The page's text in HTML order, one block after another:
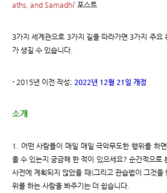
aths, and Samadhi’ 포스트
3가지 세계관으로 3가지 길을 따라가면 3가지 주요
가 생길 수 있습니다.
- 2015년 이전 작성; 2022년 12월 21일 개정
소개
1. 어떤 사람들이 매일 매일 극악무도한 행위를 하
울 수 있는지 궁금해 한 적이 있으세요? 순간적으로
사전에 계획되지 않았을 때(그리고 관습법이 그것을
위를 하는 사람을 봐주기는 더 쉽습니다.